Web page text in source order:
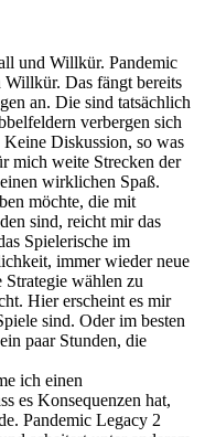
und Willkür. Pandemic
Das fängt bereits
an. Die sind tatsächlich
verbergen sich
Diskussion, so was
mich weite Strecken der
wirklichen Spaß.
möchte, die mit
sind, reicht mir das
Spielerische im
immer wieder neue
wählen zu
Hier erscheint es mir
sind. Oder im besten
paar Stunden, die
ich einen
es Konsequenzen hat,
Pandemic Legacy 2